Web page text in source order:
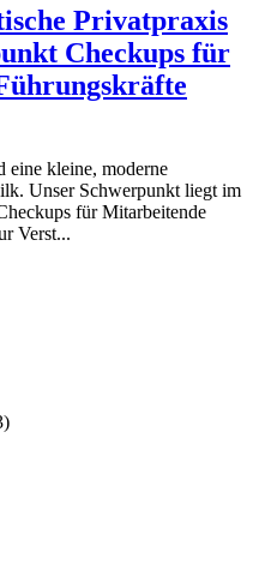
Privatpraxis
Checkups für
eine kleine, moderne
Unser Schwerpunkt liegt im
für Mitarbeitende
Verst...
)